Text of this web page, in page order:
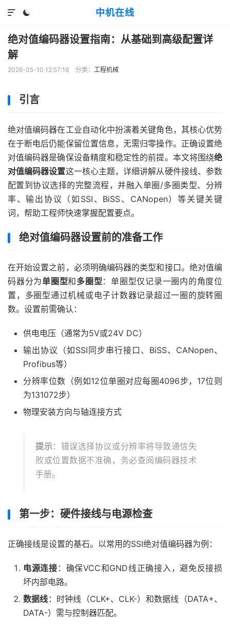
中机在线


绝对值编码器设置指南：从基础到高级配置详
解
2026-05-10 12:57:16 分类： 工程机械
引言
绝对值编码器在工业自动化中扮演着关键角色，其核心优势
在于断电后仍能保留位置信息，无需归零操作。正确设置绝
对值编码器是确保设备精度和稳定性的前提。本文将围绕绝
对值编码器设置这一核心主题，详细讲解从硬件接线、参数
配置到协议选择的完整流程，并融入单圈/多圈类型、分辨
率、输出协议（如SSI、BiSS、CANopen）等关键关键
词，帮助工程师快速掌握配置要点。
绝对值编码器设置前的准备工作
在开始设置之前，必须明确编码器的类型和接口。绝对值编
码器分为单圈型和多圈型：单圈型仅记录一圈内的角度位
置，多圈型通过机械或电子计数器记录超过一圈的旋转圈
数。设置前需确认：
供电电压（通常为5V或24V DC）
输出协议（如SSI同步串行接口、BiSS、CANopen、
Profibus等）
分辨率位数（例如12位单圈对应每圈4096步，17位则
为131072步）
物理安装方向与轴连接方式
提示：错误选择协议或分辨率将导致通信失
败或位置数据不准确，务必查阅编码器技术
手册。
第一步：硬件接线与电源检查
正确接线是设置的基石。以常用的SSI绝对值编码器为例：
电源连接 ：确保VCC和GND线正确接入，避免反接损
坏内部电路。
数据线 ：时钟线（CLK+、CLK-）和数据线（DATA+、
DATA-）需与控制器匹配。